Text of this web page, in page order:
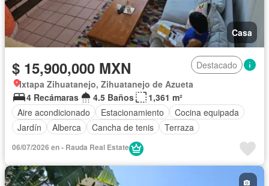
Casa
$ 15,900,000 MXN
Destacado
Ixtapa Zihuatanejo, Zihuatanejo de Azueta
4 Recámaras
4.5 Baños
1,361 m²
Aire acondicionado
Estacionamiento
Cocina equipada
Jardín
Alberca Cancha de tenis Terraza
06/07/2026 en - Rauda Real Estate